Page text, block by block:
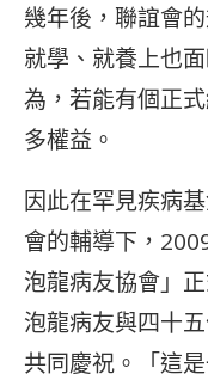
幾年後，聯誼會
就學、就養上也
為，若能有個正
多權益。
因此在罕見疾病
會的輔導下，
泡龍病友協會」
泡龍病友與四十
共同慶祝。「這